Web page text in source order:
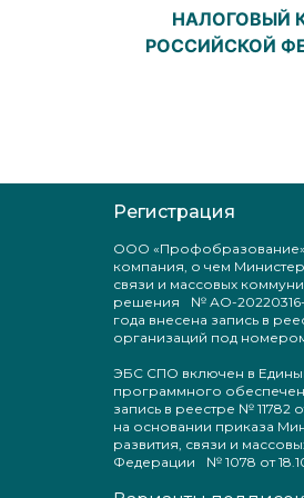
НАЛОГОВЫЙ
РОССИЙСКОЙ
Регистрация
ООО
компания, о чем
связи и массовых
решения № АО-20220316-
года внесена запись в
организаций под
ЭБС СПО включен в
программного
запись в реестре № 11782
на основании приказа
развития, связи и
Федерации № 1078 от